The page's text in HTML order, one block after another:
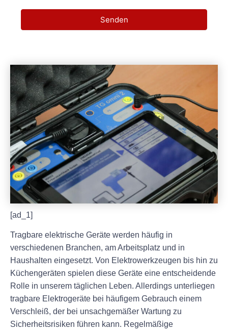
Senden
[ad_1]
Tragbare elektrische Geräte werden häufig in
verschiedenen Branchen, am Arbeitsplatz und in
Haushalten eingesetzt. Von Elektrowerkzeugen bis hin zu
Küchengeräten spielen diese Geräte eine entscheidende
Rolle in unserem täglichen Leben. Allerdings unterliegen
tragbare Elektrogeräte bei häufigem Gebrauch einem
Verschleiß, der bei unsachgemäßer Wartung zu
Sicherheitsrisiken führen kann. Regelmäßige